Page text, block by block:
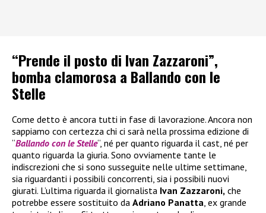
“Prende il posto di Ivan Zazzaroni”,
bomba clamorosa a Ballando con le
Stelle
Come detto è ancora tutti in fase di lavorazione. Ancora non
sappiamo con certezza chi ci sarà nella prossima edizione di
“Ballando con le Stelle“, né per quanto riguarda il cast, né per
quanto riguarda la giuria. Sono ovviamente tante le
indiscrezioni che si sono susseguite nelle ultime settimane,
sia riguardanti i possibili concorrenti, sia i possibili nuovi
giurati. L’ultima riguarda il giornalista Ivan Zazzaroni, che
potrebbe essere sostituito da Adriano Panatta, ex grande